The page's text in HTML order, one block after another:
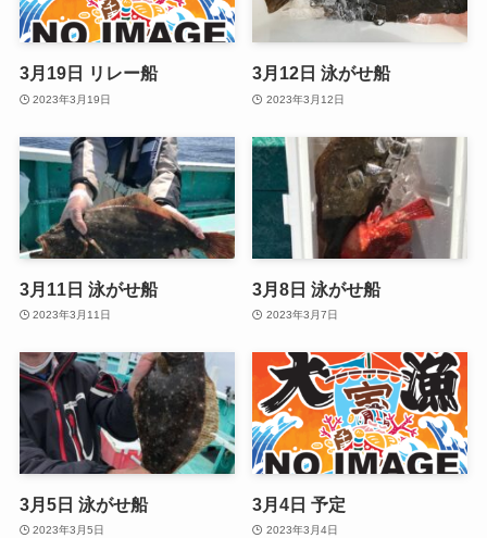
3月19日 リレー船
2023年3月19日
3月12日 泳がせ船
2023年3月12日
3月11日 泳がせ船
2023年3月11日
3月8日 泳がせ船
2023年3月7日
3月5日 泳がせ船
2023年3月5日
3月4日 予定
2023年3月4日